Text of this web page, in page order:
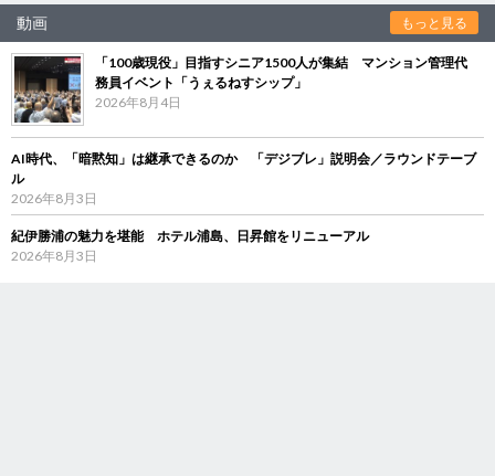
動画 もっと見る
「100歳現役」目指すシニア1500人が集結 マンション管理代
務員イベント「うぇるねすシップ」
2026年8月4日
AI時代、「暗黙知」は継承できるのか 「デジブレ」説明会／ラウンドテーブ
ル
2026年8月3日
紀伊勝浦の魅力を堪能 ホテル浦島、日昇館をリニューアル
2026年8月3日